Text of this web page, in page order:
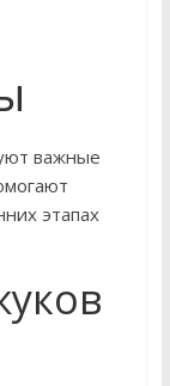
важные
этапах